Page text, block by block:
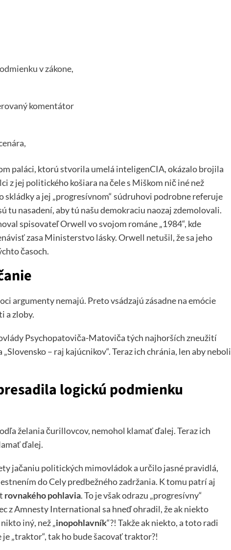
v zákone,
komentátor
paláci, ktorú stvorila umelá inteligenCIA, okázalo brojila
z jej politického košiara na čele s Miškom nič iné než
skládky a jej „progresívnom“ súdruhovi podrobne referuje
tu nasadení, aby tú našu demokraciu naozaj zdemolovali.
spisovateľ Orwell vo svojom románe „1984“, kde
zasa Ministerstvo lásky. Orwell netušil, že sa jeho
časoch.
argumenty nemajú. Preto vsádzajú zásadne na emócie
a zloby.
Psychopatoviča-Matoviča tých najhorších zneužití
– raj kajúcnikov“. Teraz ich chránia, len aby neboli
logickú podmienku
želania čurillovcov, nemohol klamať ďalej. Teraz ich
ďalej.
jačaniu politických mimovládok a určilo jasné pravidlá,
do Cely predbežného zadržania. K tomu patrí aj
rovnakého pohlavia. To je však odrazu „progresívny“
z Amnesty International sa hneď ohradil, že ak niekto
iný, než „inopohlavník“?! Takže ak niekto, a toto radi
„traktor“, tak ho bude šacovať traktor?!